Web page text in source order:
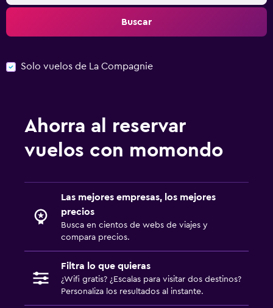
Buscar
Solo vuelos de La Compagnie
Ahorra al reservar
vuelos con momondo
Las mejores empresas, los mejores
precios
Busca en cientos de webs de viajes y
compara precios.
Filtra lo que quieras
¿Wifi gratis? ¿Escalas para visitar dos destinos?
Personaliza los resultados al instante.